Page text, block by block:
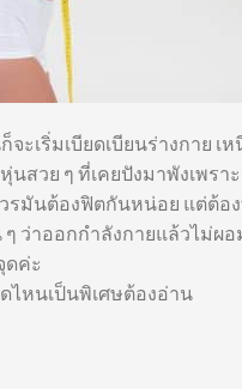
จะเริ่มเบียดเบียนร่างกาย
นสวย ๆ ที่เคยปังมาพังเพร
รมันต้องฟิตกันหน่อย แต่ต้อ
ว่าออกกำลังกายแล้วไม่ผอ
ดค่ะ
ไหนเป็นพิเศษต้องอ่าน